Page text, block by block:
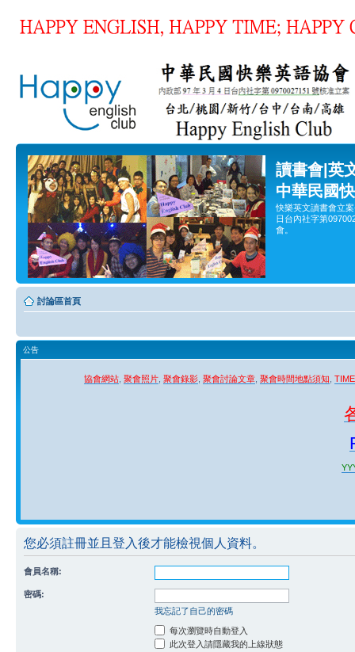
讀書會|英
中華民國
快樂英文讀書會立
日台內社字第
會。
討論區首頁
公告
協會網站 聚會照片 聚會錄影 聚會討論文章 聚會時間地點須知
您必須註冊並且登入後才能檢視個人資料。
會員名稱:
密碼:
我忘記了自己的密碼
每次瀏覽時自動登入
此次登入請隱藏我的上線狀態